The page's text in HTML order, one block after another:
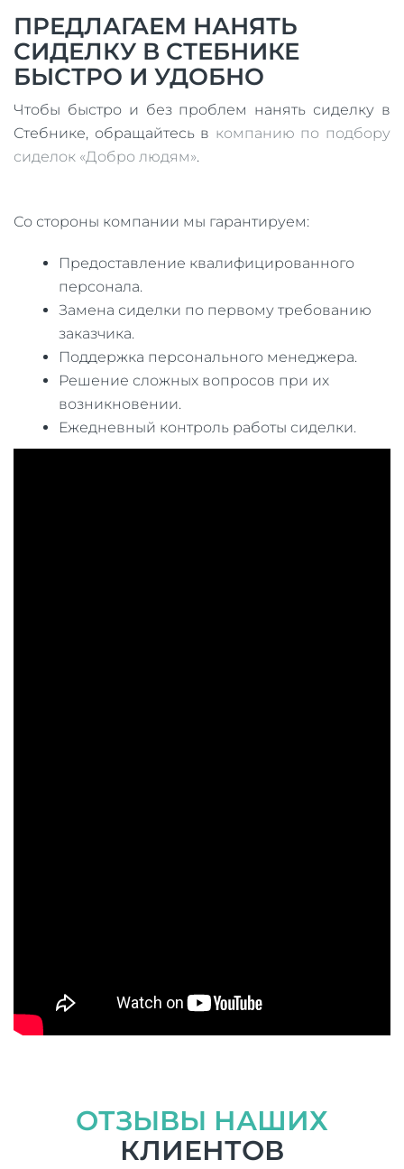
ПРЕДЛАГАЕМ НАНЯТЬ
СИДЕЛКУ В СТЕБНИКЕ
БЫСТРО И УДОБНО
Чтобы быстро и без проблем нанять сиделку в
Стебнике, обращайтесь в компанию по подбору
сиделок «Добро людям».
Со стороны компании мы гарантируем:
Предоставление квалифицированного
персонала.
Замена сиделки по первому требованию
заказчика.
Поддержка персонального менеджера.
Решение сложных вопросов при их
возникновении.
Ежедневный контроль работы сиделки.
ОТЗЫВЫ НАШИХ
КЛИЕНТОВ